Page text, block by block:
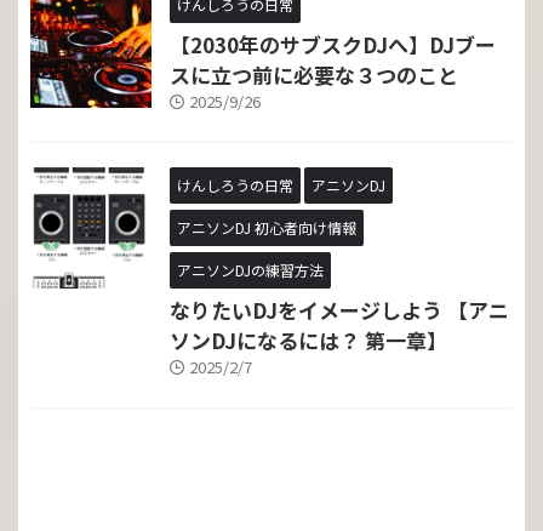
【2030年のサブスクDJへ】DJブー
スに立つ前に必要な３つのこと
2025/9/26
けんしろうの日常 アニソンDJ
アニソンDJ 初心者向け情報
アニソンDJの練習方法
なりたいDJをイメージしよう 【アニ
ソンDJになるには？ 第一章】
2025/2/7